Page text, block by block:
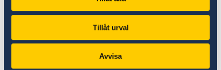
Tillåt urval
Avvisa
avsked av. Jag hoppas förstås få tillfälle till ett
antal officiella avskedsmöten, men vad som
blir möjligt får vi se.
Och all verksamhet är verkligen inte avslutad.